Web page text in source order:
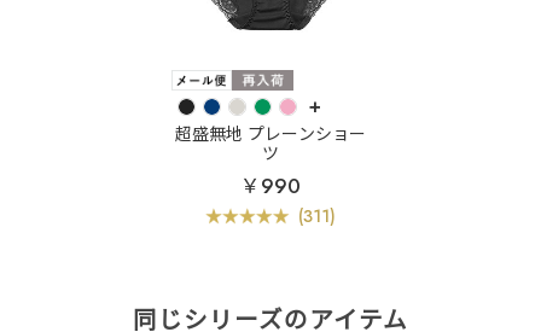
+
超盛無地 プレーンショー
ツ
￥990
(311)
同じシリーズのアイテム